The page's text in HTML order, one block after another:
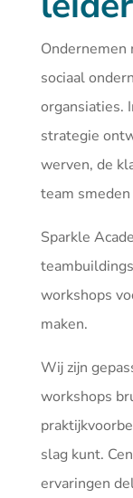
sociaal
organsiaties.
strategie
werven, de
team
Sparkle
workshops
maken.
Wij zijn
workshops
slag kunt.
ervaringen